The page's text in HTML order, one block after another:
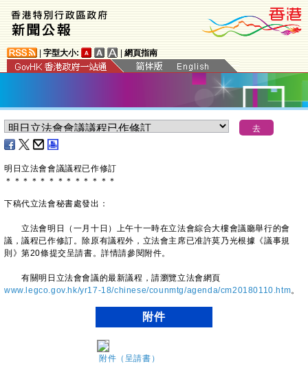
字型大小: 網頁指南
明日立法會會議議程已作修訂
＊ ＊ ＊ ＊ ＊ ＊ ＊ ＊ ＊ ＊ ＊ ＊ ＊
下稿代立法會秘書處發出：
立法會明日（一月十日）上午十一時在立法會綜合大樓會議廳舉行的會
議，議程已作修訂。除原有議程外，立法會主席已准許莫乃光根據《議事規
則》第20條提交呈請書。詳情請參閱附件。
有關明日立法會會議的最新議程，請瀏覽立法會網頁
www.legco.gov.hk/yr17-18/chinese/counmtg/agenda/cm20180110.htm。
附件
附件（呈請書）